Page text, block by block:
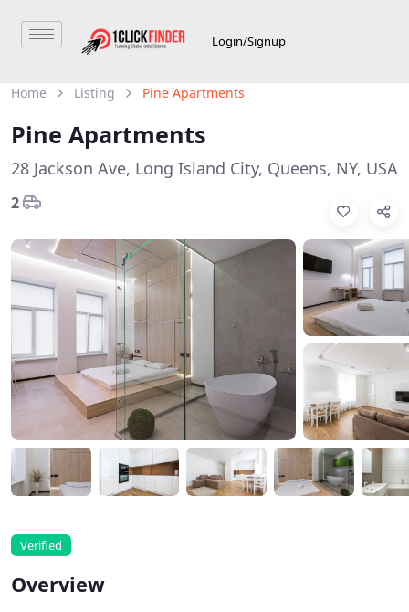
Login/Signup
Home Listing Pine Apartments
Pine Apartments
28 Jackson Ave, Long Island City, Queens, NY, USA
2
Verified
Overview